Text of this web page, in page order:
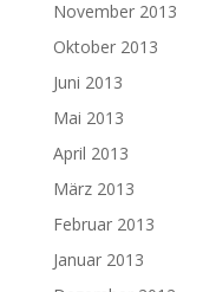
November 2013
Oktober 2013
Juni 2013
Mai 2013
April 2013
März 2013
Februar 2013
Januar 2013